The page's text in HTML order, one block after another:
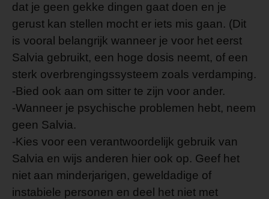
dat je geen gekke dingen gaat doen en je
gerust kan stellen mocht er iets mis gaan. (Dit
is vooral belangrijk wanneer je voor het eerst
Salvia gebruikt, een hoge dosis neemt, of een
sterk overbrengingssysteem zoals verdamping.
-Bied ook aan om sitter te zijn voor ander.
-Wanneer je psychische problemen hebt, neem
geen Salvia.
-Kies voor een verantwoordelijk gebruik van
Salvia en wijs anderen hier ook op. Geef het
niet aan minderjarigen, geweldadige of
instabiele personen en deel het niet met